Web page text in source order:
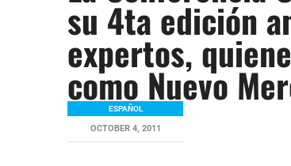
su 4ta edición
expertos,
como Nuevo
ESPAÑOL
OCTOBER 4, 2011